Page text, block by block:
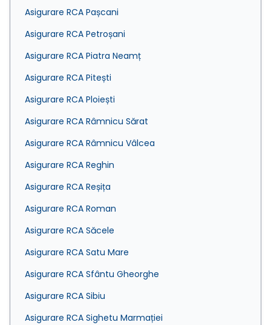
Asigurare RCA Pașcani
Asigurare RCA Petroșani
Asigurare RCA Piatra Neamț
Asigurare RCA Pitești
Asigurare RCA Ploiești
Asigurare RCA Râmnicu Sărat
Asigurare RCA Râmnicu Vâlcea
Asigurare RCA Reghin
Asigurare RCA Reșița
Asigurare RCA Roman
Asigurare RCA Săcele
Asigurare RCA Satu Mare
Asigurare RCA Sfântu Gheorghe
Asigurare RCA Sibiu
Asigurare RCA Sighetu Marmației